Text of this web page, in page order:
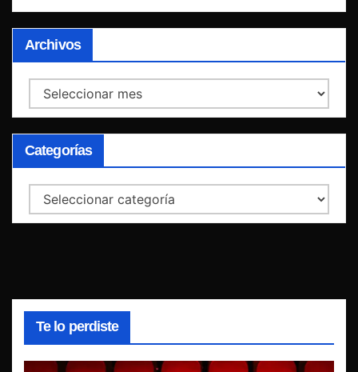
Archivos
Archivos
Categorías
Categorías
Te lo perdiste